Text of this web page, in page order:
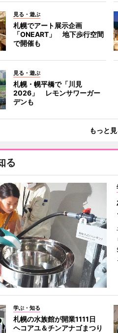
見る・遊ぶ
札幌でアート展示企画
「ONEART」 地下歩行空間
で開催も
見る・遊ぶ
札幌・幌平橋で「川見
2026」 レモンサワーガー
デンも
もっと
る
学ぶ・知る
札幌の水族館が開業1111日
ヘコアユ＆チンアナゴまつり